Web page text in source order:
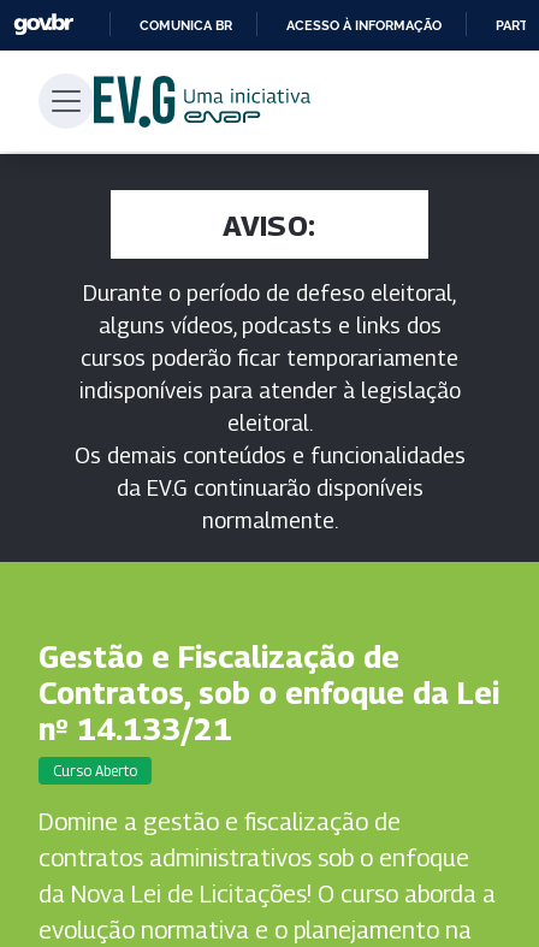
PARA
CONTEÚDO
COMUNICA BR ACESSO À INFORMAÇÃO
AVISO:
Durante o período de defeso eleitoral,
alguns vídeos, podcasts e links dos
cursos poderão ficar temporariamente
indisponíveis para atender à legislação
eleitoral.
Os demais conteúdos e funcionalidades
da EV.G continuarão disponíveis
normalmente.
Gestão e Fiscalização de
Contratos, sob o enfoque da Lei
nº 14.133/21
Curso Aberto
Domine a gestão e fiscalização de
contratos administrativos sob o enfoque
da Nova Lei de Licitações! O curso aborda a
evolução normativa e o planejamento na